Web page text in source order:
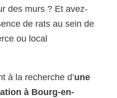
des murs ? Et avez-
de rats au sein de
ou local
à la recherche d’une
à Bourg-en-